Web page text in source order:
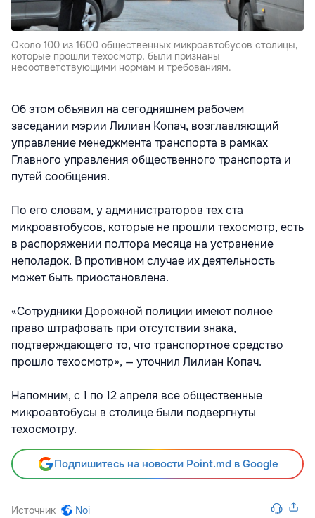
Около 100 из 1600 общественных микроавтобусов столицы,
которые прошли техосмотр, были признаны
несоответствующими нормам и требованиям.
Об этом объявил на сегодняшнем рабочем
заседании мэрии Лилиан Копач, возглавляющий
управление менеджмента транспорта в рамках
Главного управления общественного транспорта и
путей сообщения.
По его словам, у администраторов тех ста
микроавтобусов, которые не прошли техосмотр, есть
в распоряжении полтора месяца на устранение
неполадок. В противном случае их деятельность
может быть приостановлена.
«Сотрудники Дорожной полиции имеют полное
право штрафовать при отсутствии знака,
подтверждающего то, что транспортное средство
прошло техосмотр», — уточнил Лилиан Копач.
Напомним, с 1 по 12 апреля все общественные
микроавтобусы в столице были подвергнуты
техосмотру.
Подпишитесь на новости Point.md в Google
Источник Noi